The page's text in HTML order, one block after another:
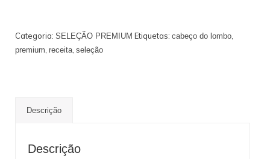
Categoria: SELEÇÃO PREMIUM Etiquetas: cabeço do lombo
premium receita seleção
Descrição
Descrição